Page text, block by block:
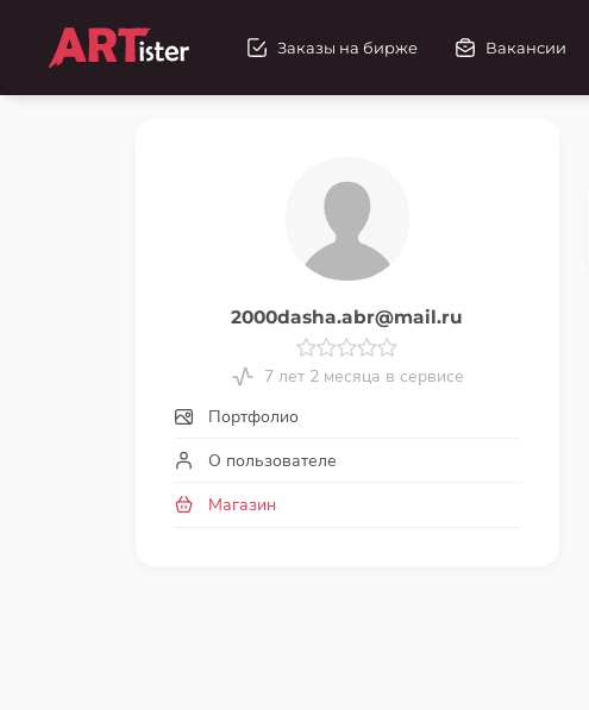
Заказы на бирже Вакансии
2000dasha.abr@mail.ru
7 лет 2 месяца в сервисе
Портфолио
О пользователе
Магазин